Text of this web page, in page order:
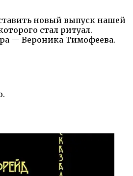
новый выпуск нашей
стал ритуал.
— Вероника Тимофеева.